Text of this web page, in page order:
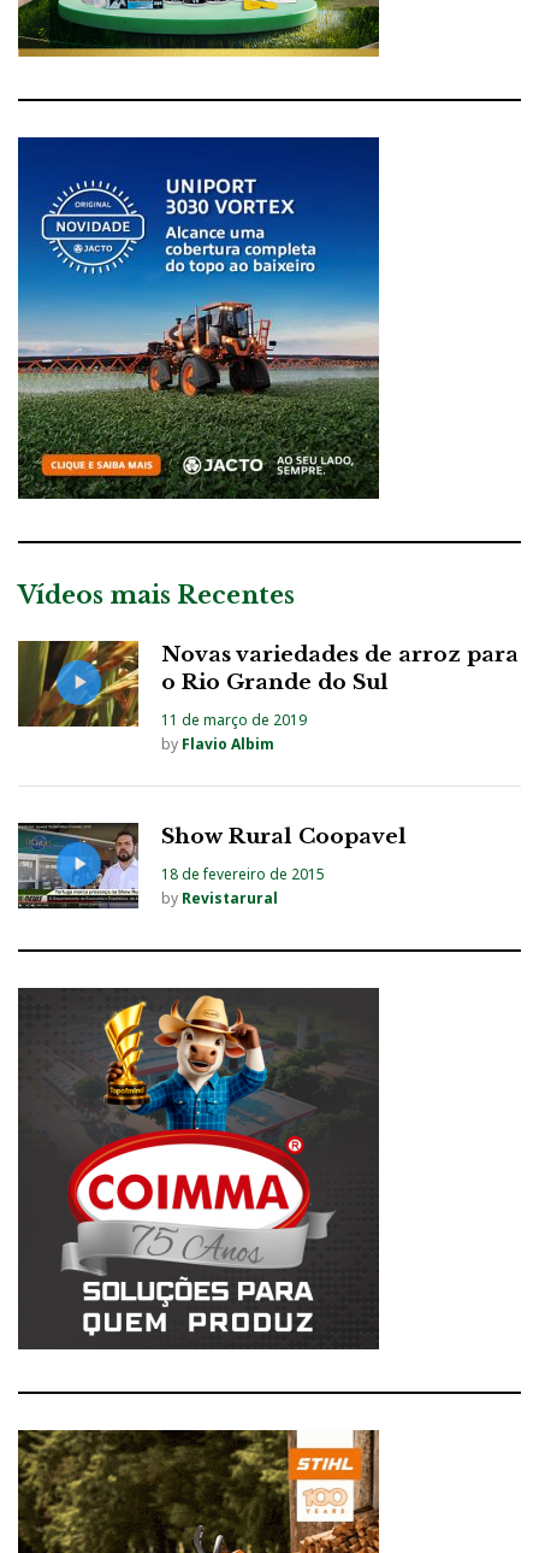
Vídeos mais Recentes
Novas variedades de arroz para
o Rio Grande do Sul
11 de março de 2019
by Flavio Albim
Show Rural Coopavel
18 de fevereiro de 2015
by Revistarural